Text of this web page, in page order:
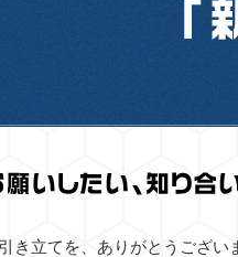
き立てを、ありがとうござ